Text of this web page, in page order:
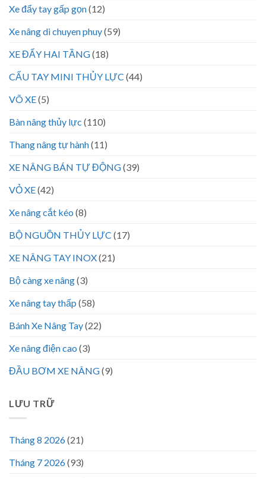
Xe đẩy tay gấp gọn(12)
Xe nâng di chuyen phuy(59)
XE ĐẨY HAI TẦNG(18)
CẨU TAY MINI THỦY LỰC (44)
VÕ XE(5)
Bàn nâng thủy lực (110)
Thang nâng tự hành(11)
XE NÂNG BÁN TỰ ĐỘNG(39)
VỎ XE(42)
Xe nâng cắt kéo (8)
BỘ NGUỒN THỦY LỰC (17)
XE NÂNG TAY INOX(21)
Bộ càng xe nâng(3)
Xe nâng tay thấp (58)
Bánh Xe Nâng Tay(22)
Xe nâng điện cao (3)
ĐẦU BƠM XE NÂNG(9)
LƯU TRỮ
Tháng 8 2026(21)
Tháng 7 2026(93)